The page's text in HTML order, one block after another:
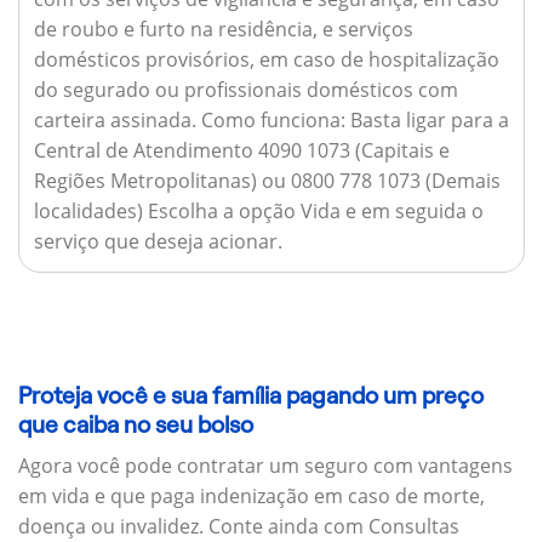
de roubo e furto na residência, e serviços
domésticos provisórios, em caso de hospitalização
do segurado ou profissionais domésticos com
carteira assinada. Como funciona: Basta ligar para a
Central de Atendimento 4090 1073 (Capitais e
Regiões Metropolitanas) ou 0800 778 1073 (Demais
localidades) Escolha a opção Vida e em seguida o
serviço que deseja acionar.
Proteja você e sua família pagando um preço
que caiba no seu bolso
Agora você pode contratar um seguro com vantagens
em vida e que paga indenização em caso de morte,
doença ou invalidez. Conte ainda com Consultas